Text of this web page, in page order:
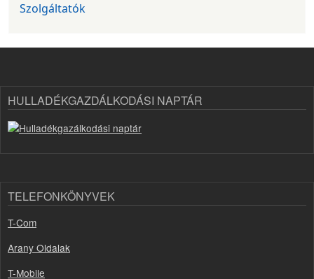
Szolgáltatók
HULLADÉKGAZDÁLKODÁSI NAPTÁR
TELEFONKÖNYVEK
T-Com
Arany Oldalak
T-Mobile